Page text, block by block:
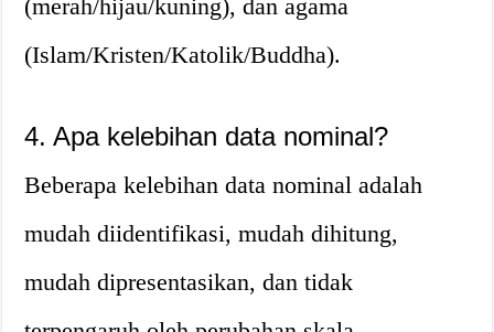
(merah/hijau/kuning), dan agama
(Islam/Kristen/Katolik/Buddha).
4. Apa kelebihan data nominal?
Beberapa kelebihan data nominal adalah
mudah diidentifikasi, mudah dihitung,
mudah dipresentasikan, dan tidak